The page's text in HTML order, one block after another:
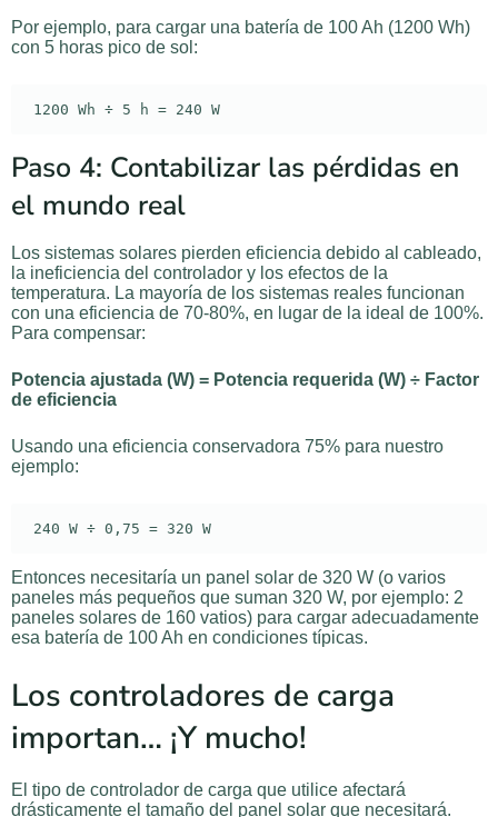
Por ejemplo, para cargar una batería de 100 Ah (1200 Wh)
con 5 horas pico de sol:
Paso 4: Contabilizar las pérdidas en
el mundo real
Los sistemas solares pierden eficiencia debido al cableado,
la ineficiencia del controlador y los efectos de la
temperatura. La mayoría de los sistemas reales funcionan
con una eficiencia de 70-80%, en lugar de la ideal de 100%.
Para compensar:
Potencia ajustada (W) = Potencia requerida (W) ÷ Factor
de eficiencia
Usando una eficiencia conservadora 75% para nuestro
ejemplo:
Entonces necesitaría un panel solar de 320 W (o varios
paneles más pequeños que suman 320 W, por ejemplo: 2
paneles solares de 160 vatios) para cargar adecuadamente
esa batería de 100 Ah en condiciones típicas.
Los controladores de carga
importan… ¡Y mucho!
El tipo de controlador de carga que utilice afectará
drásticamente el tamaño del panel solar que necesitará.